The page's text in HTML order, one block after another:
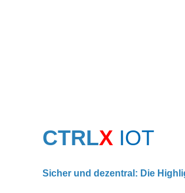
CTRLX IOT
Sicher und dezentral: Die